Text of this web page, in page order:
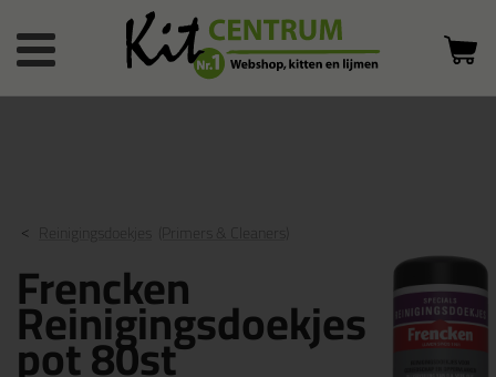
in winkelwagen
Bestelstatus
of inloggen
Frencken
Reinigingsdoekjes
pot 80st